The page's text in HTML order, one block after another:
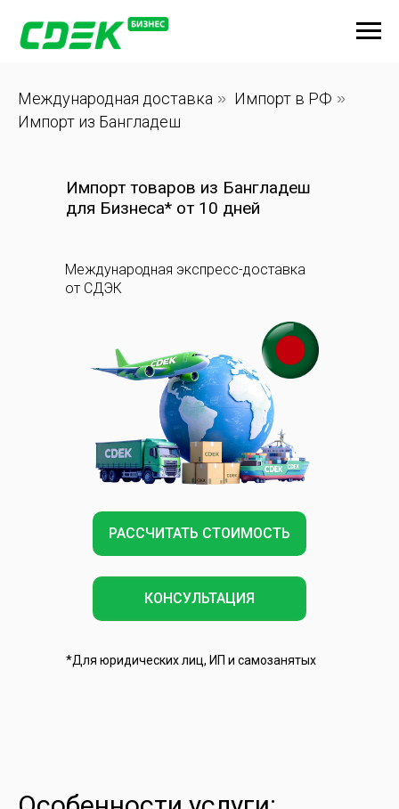
Международная доставка » Импорт в РФ »
Импорт из Бангладеш
Импорт товаров из Бангладеш
для Бизнеса* от 10 дней
Международная экспресс-доставка
от СДЭК
РАССЧИТАТЬ СТОИМОСТЬ
КОНСУЛЬТАЦИЯ
*Для юридических лиц, ИП и самозанятых